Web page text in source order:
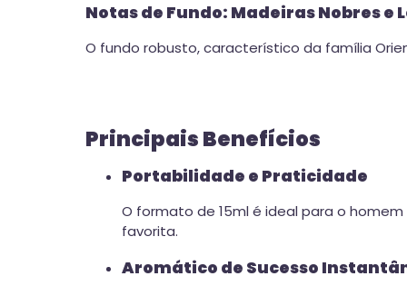
Notas de Fundo: Madeiras Nobres e
O fundo robusto, característico da família
Principais Benefícios
Portabilidade e Praticidade
O formato de 15ml é ideal para o
favorita.
Aromático de Sucesso